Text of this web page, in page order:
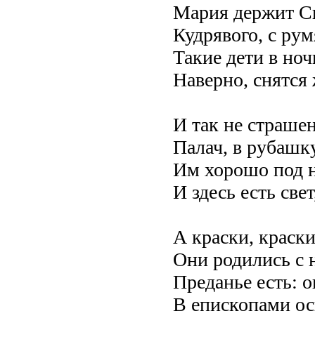
Мария держит
Кудрявого, с
Такие дети в
Наверно,
И так не
Палач, в
Им хорошо под
И здесь есть
А краски,
Они родились с
Преданье есть:
В епископами